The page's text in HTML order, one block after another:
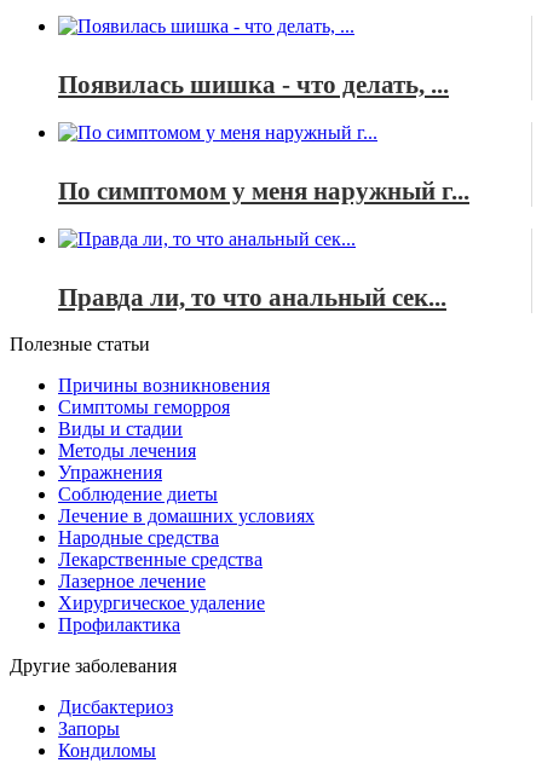
Появилась шишка - что делать, ...
По симптомом у меня наружный г...
Правда ли, то что анальный сек...
Полезные статьи
Причины возникновения
Симптомы геморроя
Виды и стадии
Методы лечения
Упражнения
Соблюдение диеты
Лечение в домашних условиях
Народные средства
Лекарственные средства
Лазерное лечение
Хирургическое удаление
Профилактика
Другие заболевания
Дисбактериоз
Запоры
Кондиломы